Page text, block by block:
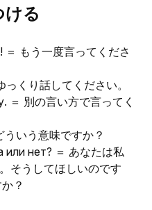
ける
もう一度言ってくださ
くり話してください。
別の言い方で言ってく
いう意味ですか？
нет? ＝ あなたは私
そうしてほしいのです
か？